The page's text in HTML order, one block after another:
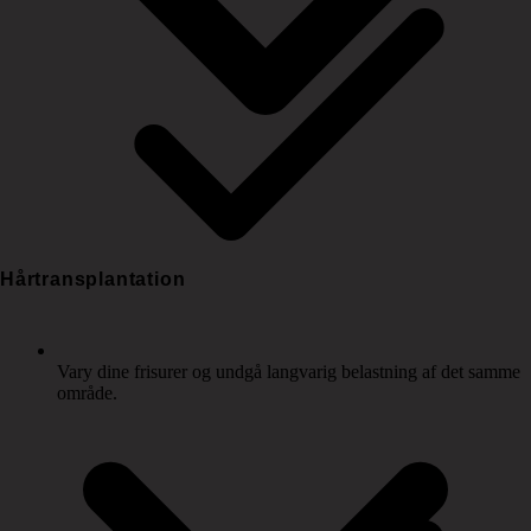
Hårtransplantation
Vary dine frisurer og undgå langvarig belastning af det samme
område.